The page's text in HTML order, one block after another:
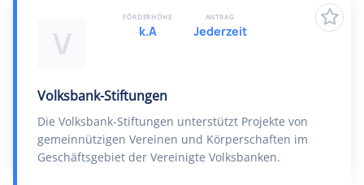
V
Volksbank-Stiftungen
Die Volksbank-Stiftungen unterstützt Projekte von
gemeinnützigen Vereinen und Körperschaften im
Geschäftsgebiet der Vereinigte Volksbanken.
FÖRDERHÖHE
k.A
ANTRAG
Jederzeit